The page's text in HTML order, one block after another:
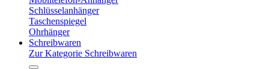
Schlüsselanhänger
Taschenspiegel
Ohrhänger
Schreibwaren
Zur Kategorie Schreibwaren